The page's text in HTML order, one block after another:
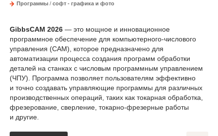
Программы / софт - графика и фото
GibbsCAM 2026 — это мощное и инновационное
программное обеспечение для компьютерного-числового
управления (CAM), которое предназначено для
автоматизации процесса создания программ обработки
деталей на станках с числовым программным управлением
(ЧПУ). Программа позволяет пользователям эффективно
и точно создавать управляющие программы для различных
производственных операций, таких как токарная обработка,
фрезерование, сверление, токарно-фрезерные работы
и другие.